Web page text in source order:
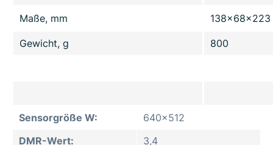
Maße, mm 138x68x223
Gewicht, g 800
Sensorgröße W:
640x512
DMR-Wert:
3,4